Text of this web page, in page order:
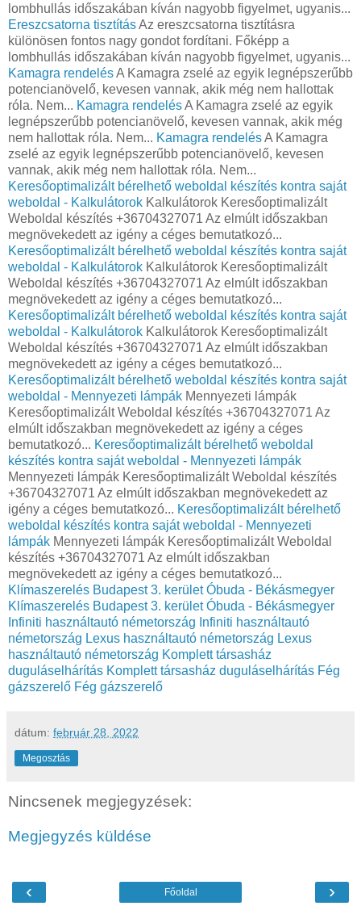
lombhullás időszakában kíván nagyobb figyelmet, ugyanis...
Ereszcsatorna tisztításAz ereszcsatorna tisztításra
különösen fontos nagy gondot fordítani. Főképp a
lombhullás időszakában kíván nagyobb figyelmet, ugyanis...
Kamagra rendelésA Kamagra zselé az egyik legnépszerűbb
potencianövelő, kevesen vannak, akik még nem hallottak
róla. Nem... Kamagra rendelésA Kamagra zselé az egyik
legnépszerűbb potencianövelő, kevesen vannak, akik még
nem hallottak róla. Nem... Kamagra rendelésA Kamagra
zselé az egyik legnépszerűbb potencianövelő, kevesen
vannak, akik még nem hallottak róla. Nem...
Keresőoptimalizált bérelhető weboldal készítés kontra saját
weboldal - Kalkulátorok Kalkulátorok Keresőoptimalizált
Weboldal készítés +36704327071 Az elmúlt időszakban
megnövekedett az igény a céges bemutatkozó...
Keresőoptimalizált bérelhető weboldal készítés kontra saját
weboldal - Kalkulátorok Kalkulátorok Keresőoptimalizált
Weboldal készítés +36704327071 Az elmúlt időszakban
megnövekedett az igény a céges bemutatkozó...
Keresőoptimalizált bérelhető weboldal készítés kontra saját
weboldal - Kalkulátorok Kalkulátorok Keresőoptimalizált
Weboldal készítés +36704327071 Az elmúlt időszakban
megnövekedett az igény a céges bemutatkozó...
Keresőoptimalizált bérelhető weboldal készítés kontra saját
weboldal - Mennyezeti lámpák Mennyezeti lámpák
Keresőoptimalizált Weboldal készítés +36704327071 Az
elmúlt időszakban megnövekedett az igény a céges
bemutatkozó... Keresőoptimalizált bérelhető weboldal
készítés kontra saját weboldal - Mennyezeti lámpák
Mennyezeti lámpák Keresőoptimalizált Weboldal készítés
+36704327071 Az elmúlt időszakban megnövekedett az
igény a céges bemutatkozó... Keresőoptimalizált bérelhető
weboldal készítés kontra saját weboldal - Mennyezeti
lámpák Mennyezeti lámpák Keresőoptimalizált Weboldal
készítés +36704327071 Az elmúlt időszakban
megnövekedett az igény a céges bemutatkozó...
Klímaszerelés Budapest 3. kerület Óbuda - Békásmegyer
Klímaszerelés Budapest 3. kerület Óbuda - Békásmegyer
Infiniti használtautó németország Infiniti használtautó
németország Lexus használtautó németország Lexus
használtautó németország Komplett társasház
duguláselhárítás Komplett társasház duguláselhárítás Fég
gázszerelő Fég gázszerelő
dátum: február 28, 2022
Megosztás
Nincsenek megjegyzések:
Megjegyzés küldése
‹ ›
Főoldal